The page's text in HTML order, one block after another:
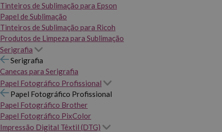
Tinteiros de Sublimação para Epson
Papel de Sublimação
Tinteiros de Sublimação para Ricoh
Produtos de Limpeza para Sublimação
Serigrafia
Serigrafia
Canecas para Serigrafia
Papel Fotográfico Profissional
Papel Fotográfico Profissional
Papel Fotográfico Brother
Papel Fotográfico PixColor
Impressão Digital Têxtil (DTG)